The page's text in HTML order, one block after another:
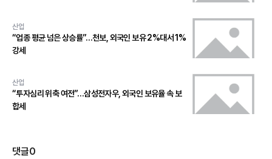
산업
“업종 평균 넘은 상승률”…천보, 외국인 보유 2%대서 1%
강세
산업
“투자심리 위축 여전”…삼성전자우, 외국인 보유율 속 보
합세
댓글0